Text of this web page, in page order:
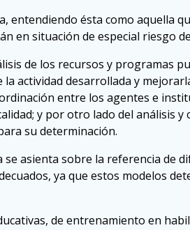
entendiendo ésta como aquella
en situación de especial riesgo
de los recursos y programas
actividad desarrollada y
entre los agentes e
y por otro lado del análisis
su determinación.
se asienta sobre la referencia
ya que estos modelos
de entrenamiento en